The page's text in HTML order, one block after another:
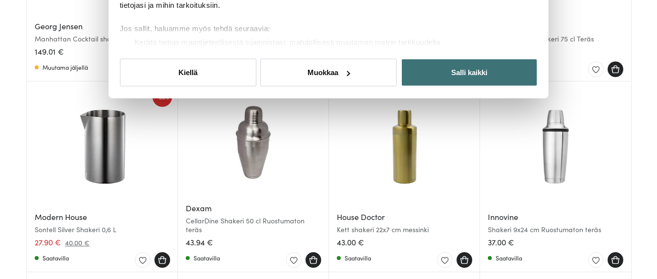
tietojasi ja mihin tarkoituksiin.
Jos sallit, haluamme myös tehdä seuraavia:
Kerätä tietoja maantieteellisestä sijainnistasi, mahdollisesti muutaman metrin tarkkuudella
Käytämme evästeitä tarjoamamme sisällön ja mainosten räätälöimiseen, sosiaalisen median ominaisuuksien tukemiseen
ja kävijämäärämme analysoimiseen. Lisäksi jaamme sosiaalisen median, mainosalan ja analytiikka-alan
kumppaneillemme tietoja siitä, miten käytät sivustoamme. Kumppanimme voivat yhdistää näitä tietoja muihin tietoihin, joita
olet antanut heille tai joita on kerätty, kun olet käyttänyt heidän palvelujaan.
Kiellä Muokkaa Salli kaikki
Georg Jensen
Manhattan Cocktail shakeri
149.01 €
Muutama jäljellä
Alessi
Cocktail Shakeri 50 cl Teräs Boston-shaker ruostumaton 82 cl Arne Jacobsen Shakeri 75 cl Teräs
Modern House
Sontell Silver Shakeri 0,6 L
27.90 € 40.00 €
-30%
Saatavilla
Dexam
CellarDine Shakeri 50 cl Ruostumaton
teräs
43.94 €
Saatavilla
House Doctor
Kett shakeri 22x7 cm messinki
43.00 €
Saatavilla
Innovine
Shakeri 9x24 cm Ruostumaton teräs
37.00 €
Saatavilla